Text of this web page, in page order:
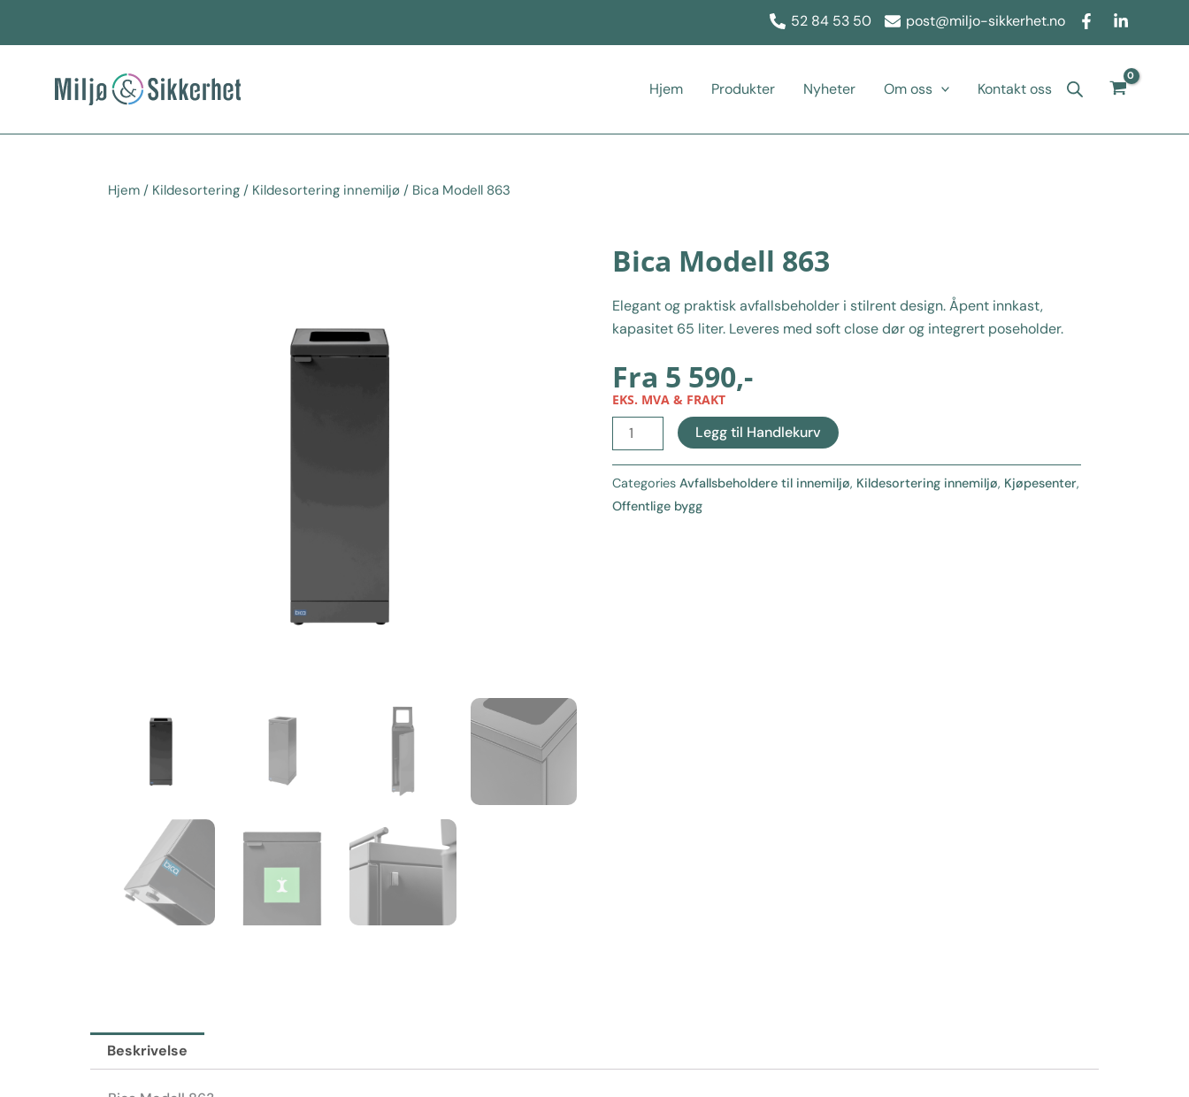
innholdet
52 84 53 50 post@miljo-sikkerhet.no
Hjem Produkter Nyheter Om oss Kontakt oss
Hjem / Kildesortering / Kildesortering innemiljø / Bica Modell 863
Bica Modell 863
Elegant og praktisk avfallsbeholder i stilrent design. Åpent innkast,
kapasitet 65 liter. Leveres med soft close dør og integrert poseholder.
Fra 5 590,-
EKS. MVA & FRAKT
Bica
Modell
863
antall
Legg til Handlekurv
Categories Avfallsbeholdere til innemiljø, Kildesortering innemiljø, Kjøpesenter,
Offentlige bygg
Beskrivelse